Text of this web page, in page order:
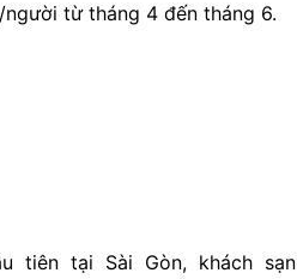
từ tháng 4 đến tháng 6.
tiên tại Sài Gòn, khách sạn